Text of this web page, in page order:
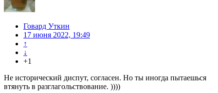
Говард Уткин
17 июня 2022, 19:49
↑
↓
+1
Не исторический диспут, согласен. Но ты иногда пытаешься
втянуть в разглагольствование. ))))